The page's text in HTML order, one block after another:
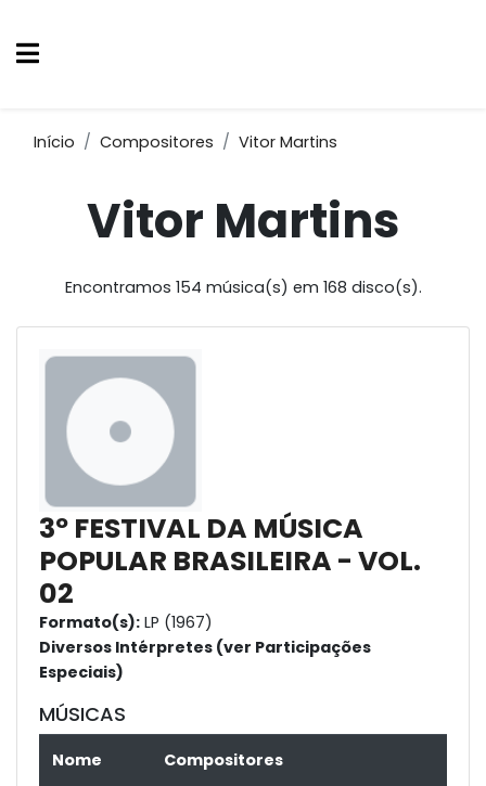
Início Compositores Vitor Martins
Vitor Martins
Encontramos 154 música(s) em 168 disco(s).
3º FESTIVAL DA MÚSICA
POPULAR BRASILEIRA - VOL.
02
Formato(s): LP (1967)
Diversos Intérpretes (ver Participações
Especiais)
MÚSICAS
Nome Compositores